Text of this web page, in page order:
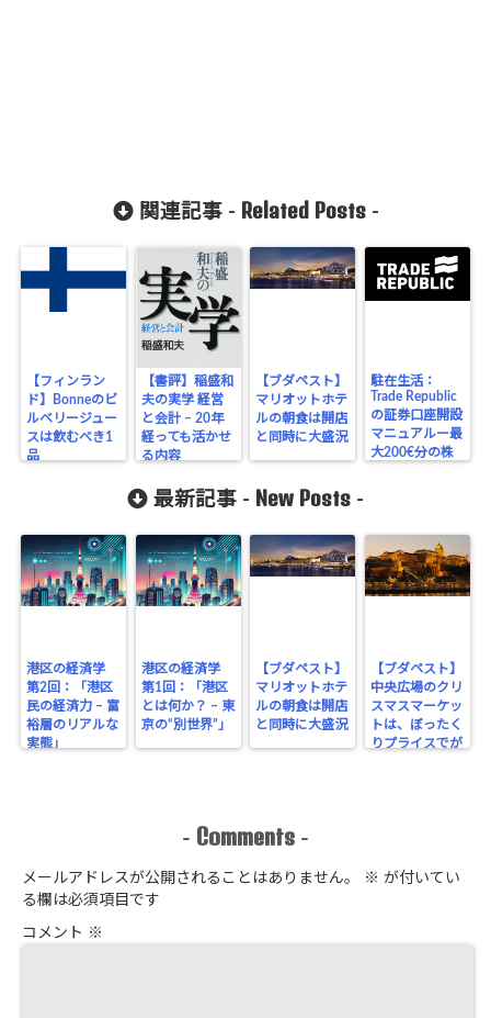
関連記事 - Related Posts-
【フィンラン
ド】Bonneのビ
ルベリージュー
スは飲むべき1
品
【書評】稲盛和
夫の実学 経営
と会計 – 20年
経っても活かせ
る内容
【ブダペスト】
マリオットホテ
ルの朝食は開店
と同時に大盛況
駐在生活：
Trade Republic
の証券口座開設
マニュアルー最
大200€分の株
最新記事 - New Posts -
港区の経済学
第2回：「港区
民の経済力 – 富
裕層のリアルな
実態」
港区の経済学
第1回：「港区
とは何か？ – 東
京の“別世界”」
【ブダペスト】
マリオットホテ
ルの朝食は開店
と同時に大盛況
【ブダペスト】
中央広場のクリ
スマスマーケッ
トは、ぼったく
りプライスでが
- Comments -
メールアドレスが公開されることはありません。 ※ が付いてい
る欄は必須項目です
コメント ※